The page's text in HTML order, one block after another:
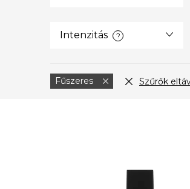
Intenzitás ?
Fűszeres Szűrők